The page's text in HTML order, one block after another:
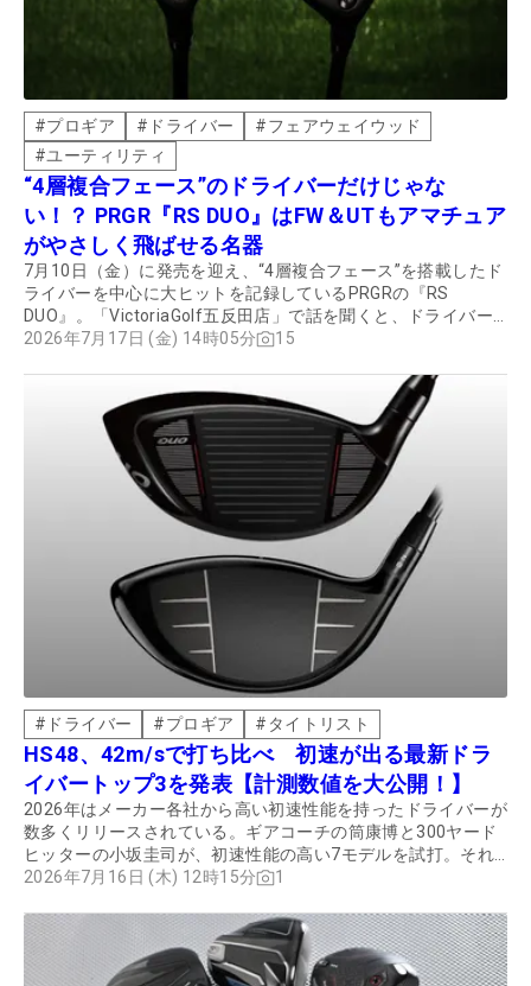
#プロギア # ドライバー #フェアウェイウッド
#ユーティリティ
“4層複合フェース”のドライバーだけじゃな
い！？ PRGR『RS DUO』はFW＆UTもアマチュア
がやさしく飛ばせる名器
7月10日（金）に発売を迎え、“4層複合フェース”を搭載したド
ライバーを中心に大ヒットを記録しているPRGRの『RS
DUO』。「VictoriaGolf五反田店」で話を聞くと、ドライバー
だけでなく、同じシリーズの『RS FW』や『RS UT』をセット
2026年7月17日 (金) 14時05分 15
# ドライバー #プロギア # タイトリスト
HS48、42m/sで打ち比べ 初速が出る最新ドラ
イバートップ3を発表【計測数値を大公開！】
2026年はメーカー各社から高い初速性能を持ったドライバーが
数多くリリースされている。ギアコーチの筒康博と300ヤード
ヒッターの小坂圭司が、初速性能の高い7モデルを試打。それ
ぞれのヘッドスピードで、センターヒットしたときに初速が出
2026年7月16日 (木) 12時15分 1